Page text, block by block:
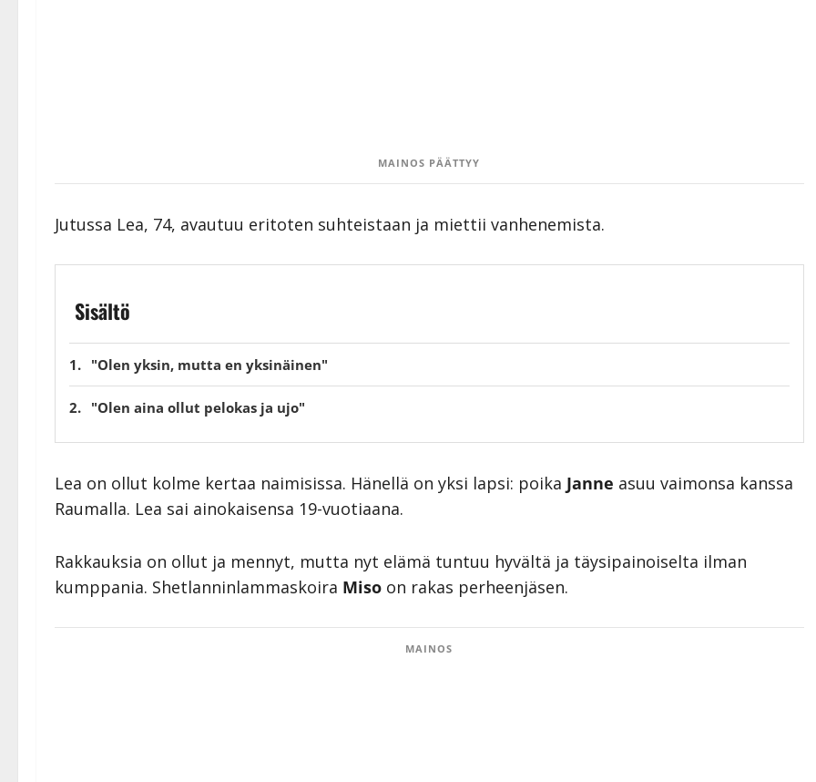
MAINOS PÄÄTTYY
Jutussa Lea, 74, avautuu eritoten suhteistaan ja miettii vanhenemista.
Sisältö
"Olen yksin, mutta en yksinäinen"
"Olen aina ollut pelokas ja ujo"
Lea on ollut kolme kertaa naimisissa. Hänellä on yksi lapsi: poika Janne asuu vaimonsa kanssa
Raumalla. Lea sai ainokaisensa 19-vuotiaana.
Rakkauksia on ollut ja mennyt, mutta nyt elämä tuntuu hyvältä ja täysipainoiselta ilman
kumppania. Shetlanninlammaskoira Miso on rakas perheenjäsen.
MAINOS